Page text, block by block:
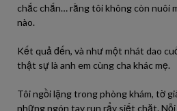
chắc chắn… rằng tôi không còn nuôi
nào.
Kết quả đến, và như một nhát dao
thật sự là anh em cùng cha khác mẹ.
Tôi ngồi lặng trong phòng khám, tờ
những ngón tay run rẩy siết chặt.